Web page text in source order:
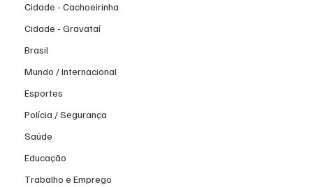
Cidade - Cachoeirinha
Cidade - Gravataí
Brasil
Mundo / Internacional
Esportes
Polícia / Segurança
Saúde
Educação
Trabalho e Emprego